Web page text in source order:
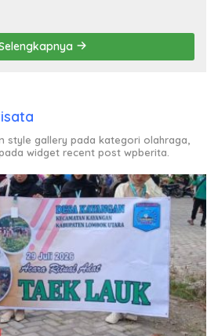
style gallery pada kategori olahraga,
widget recent post wpberita.